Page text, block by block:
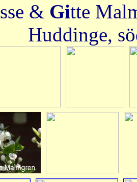
sse & Gitte
Huddinge,